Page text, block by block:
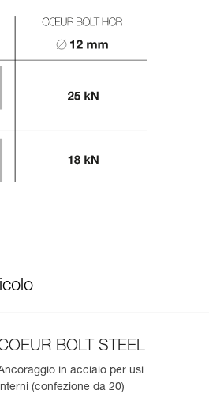
BOLT STEEL
in acciaio per usi
(confezione da 20)